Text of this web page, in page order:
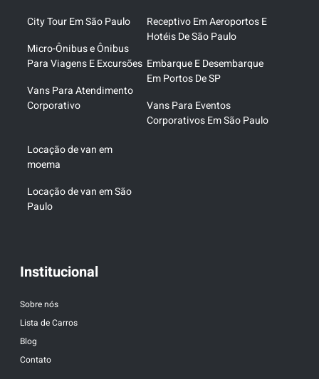
City Tour Em São Paulo
Micro-Ônibus e Ônibus
Para Viagens E Excursões
Vans Para Atendimento
Corporativo
Receptivo Em Aeroportos E
Hotéis De São Paulo
Embarque E Desembarque
Em Portos De SP
Vans Para Eventos
Corporativos Em São Paulo
Locação de van em
moema
Locação de van em São
Paulo
Institucional
Sobre nós
Lista de Carros
Blog
Contato